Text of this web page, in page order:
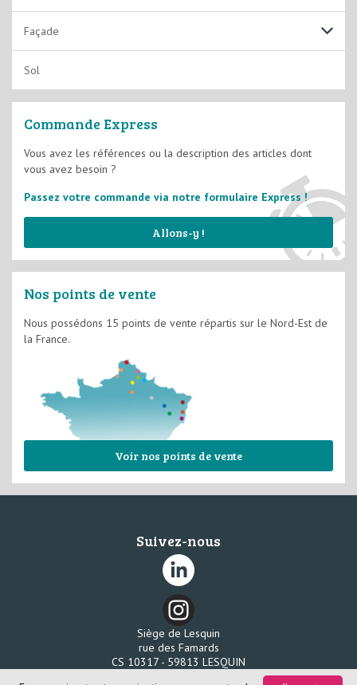
Laques solvantées
Lasures
Vernis
Façade
Fixateurs et Impressions
Films Semi-épais D3
Sol
Commande Express
Vous avez les références ou la description des articles dont
vous avez besoin ?
Passez votre commande via notre formulaire Express !
Allons-y !
Nos points de vente
Nous possédons 15 points de vente répartis sur le Nord-Est de
la France.
Voir nos points de vente
Suivez-nous
Siège de Lesquin
rue des Famards
CS 10317 - 59813 LESQUIN